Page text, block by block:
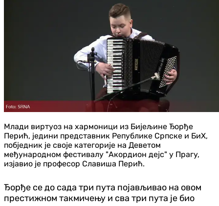
Млади виртуоз на хармоници из Бијељине Ђорђе
Перић, једини представник Републике Српске и БиХ,
побједник је своје категорије на Деветом
међународном фестивалу "Акордион дејс" у Прагу,
изјавио је професор Славиша Перић.
Ђорђе се до сада три пута појављивао на овом
престижном такмичењу и сва три пута је био